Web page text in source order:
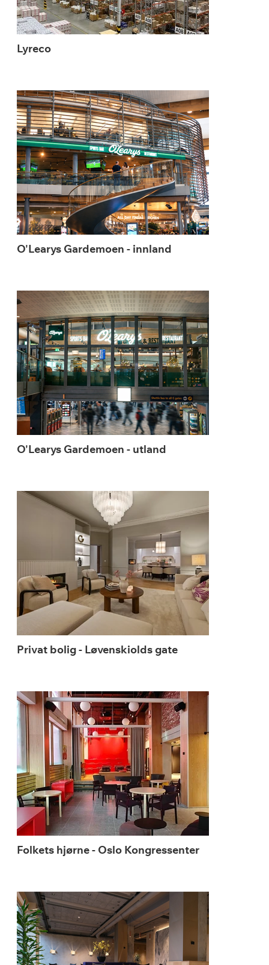
Lyreco
O'Learys Gardemoen - innland
O'Learys Gardemoen - utland
Privat bolig - Løvenskiolds gate
Folkets hjørne - Oslo Kongressenter